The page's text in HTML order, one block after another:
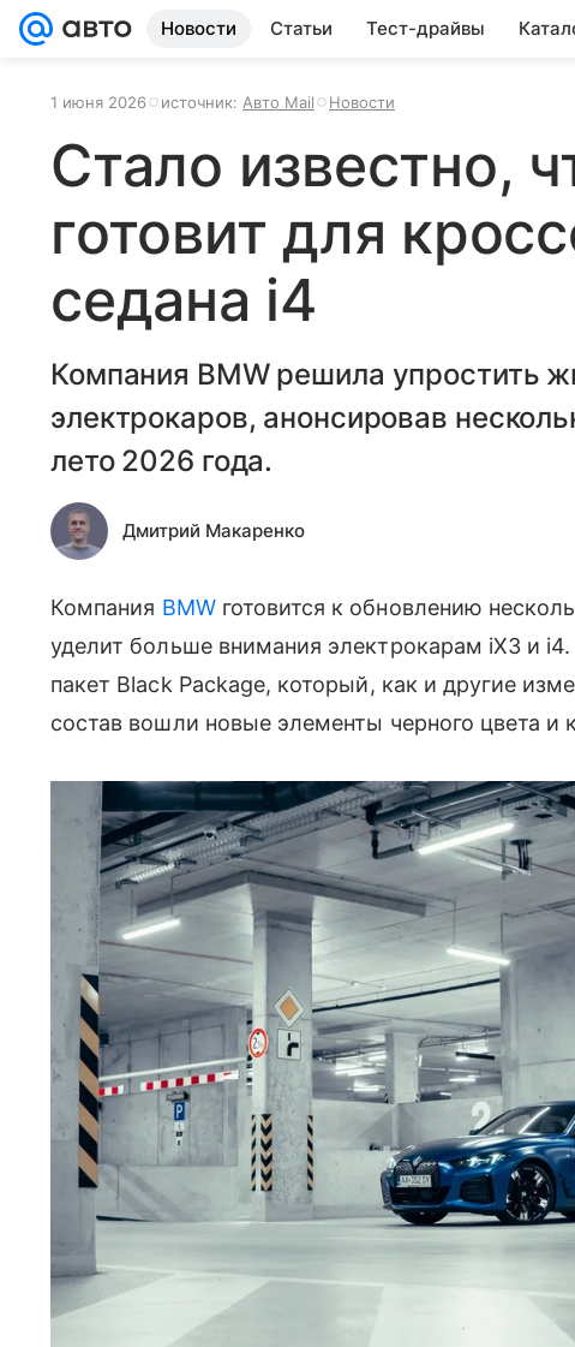
Новости Статьи Тест-драйвы
1 июня 2026 источник: Авто Mail Новости
Стало известно,
готовит для
седана i4
Компания BMW решила упростить
электрокаров, анонсировав
лето 2026 года.
Дмитрий Макаренко
Компания BMWготовится к обновлению
уделит больше внимания электрокарам iX3 и i4.
пакет Black Package, который, как и другие
состав вошли новые элементы черного цвета и